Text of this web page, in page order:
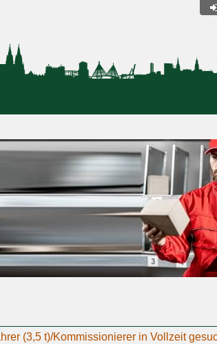
(3,5 t)/Kommissionierer in Vollzeit